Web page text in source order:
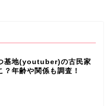
基地(youtuber)の古民家
？年齢や関係も調査！